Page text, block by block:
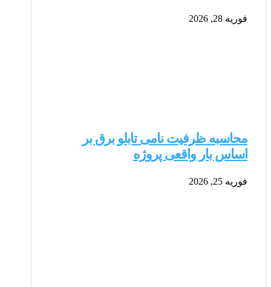
فوریه 28, 2026
محاسبه ظرفیت نامی تابلو برق بر
اساس بار واقعی پروژه
فوریه 25, 2026